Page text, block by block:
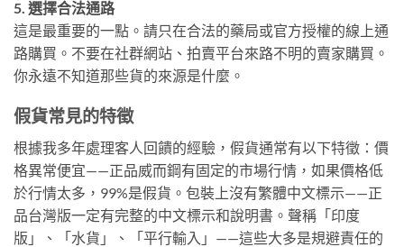
5. 選擇合法通路
這是最重要的一點。請只在合法的藥局或官方授權的線上通
路購買。不要在社群網站、拍賣平台來路不明的賣家購買。
你永遠不知道那些貨的來源是什麼。
假貨常見的特徵
根據我多年處理客人回饋的經驗，假貨通常有以下特徵：價
格異常便宜——正品威而鋼有固定的市場行情，如果價格低
於行情太多，99%是假貨。包裝上沒有繁體中文標示——正
品台灣版一定有完整的中文標示和說明書。聲稱「印度
版」、「水貨」、「平行輸入」——這些大多是規避責任的